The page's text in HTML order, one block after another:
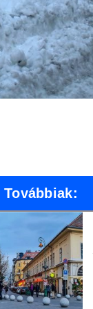
Továbbiak: